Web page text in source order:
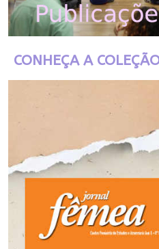
CONHEÇA A